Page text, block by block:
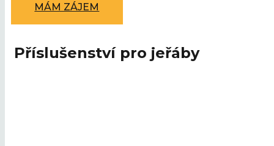
MÁM ZÁJEM
Příslušenství pro jeřáby